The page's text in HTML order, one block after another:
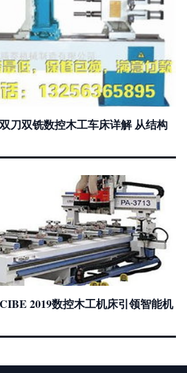
刀双铣数控木工车床详解 从结构
2019数控木工机床引领智能机